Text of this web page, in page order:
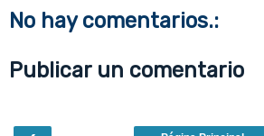
e
b
k
t
t
t
e
s
t
r
e
No hay comentarios.:
Publicar un comentario